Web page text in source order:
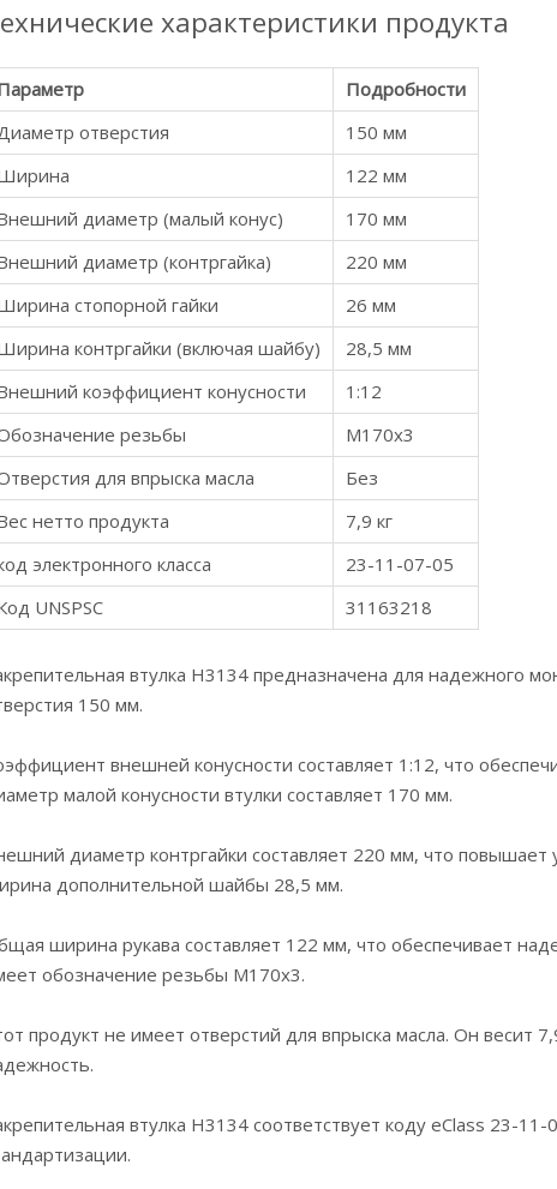
характеристики продукта
Подробности
отверстия
150 мм
122 мм
диаметр (малый конус)
170 мм
диаметр (контргайка)
220 мм
стопорной гайки
26 мм
контргайки (включая шайбу)
28,5 мм
коэффициент конусности
1:12
резьбы
М170х3
для впрыска масла
Без
нетто продукта
7,9 кг
электронного класса
23-11-07-05
UNSPSC
31163218
втулка H3134 предназначена для надежного
150 мм.
внешней конусности составляет 1:12, что
малой конусности втулки составляет 170 мм.
диаметр контргайки составляет 220 мм, что
дополнительной шайбы 28,5 мм.
ширина рукава составляет 122 мм, что обеспечивает
обозначение резьбы M170x3.
продукт не имеет отверстий для впрыска масла. Он весит
втулка H3134 соответствует коду eClass 23-